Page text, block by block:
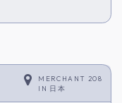
MERCHANT 208
IN 日本